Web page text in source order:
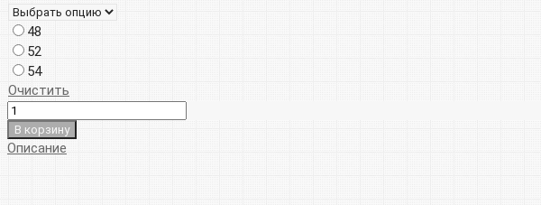
48
52
54
Очистить
В корзину
Описание